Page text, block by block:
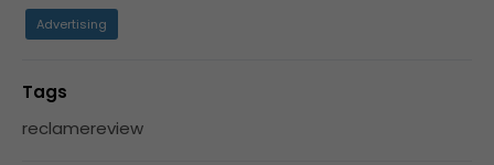
Advertising
Tags
reclamereview